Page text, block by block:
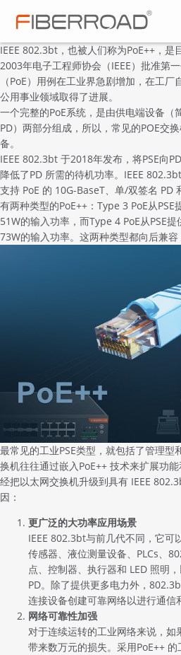
IEEE 802.3bt，也被人们称为PoE++，是
2003年电子工程师协会（IEEE）批准第
（PoE）用例在工业界急剧增加，在工
公用事业领域取得了进展。
一个完整的PoE系统，是由供电端设备（
PD）两部分组成，所以，常见的POE交
备。
IEEE 802.3bt 于2018年发布，将PSE向
降低了PD 所需的待机功率。IEEE
支持 PoE 的 10G-BaseT、单/双签名 PD
有两种类型的PoE++：Type 3 PoE从
51W的输入功率，而Type 4 PoE从PSE
73W的输入功率。这两种类型都向后兼容
最常见的工业PSE类型，就包括了管理型
换机往往通过嵌入PoE++ 技术来扩展功
经把以太网交换机升级到具有 IEEE
因：
更广泛的大功率应用场景
IEEE 802.3bt与前几代不同，它可
传感器、液位测量设备、PLCs、
点、控制器、执行器和 LED 照明
PD。除了提供更多电力外，
连接设备创建可靠网络以进行通信
网络可靠性加强
对于连续运转的工业网络来说，
带来数万元的损失。采用PoE++